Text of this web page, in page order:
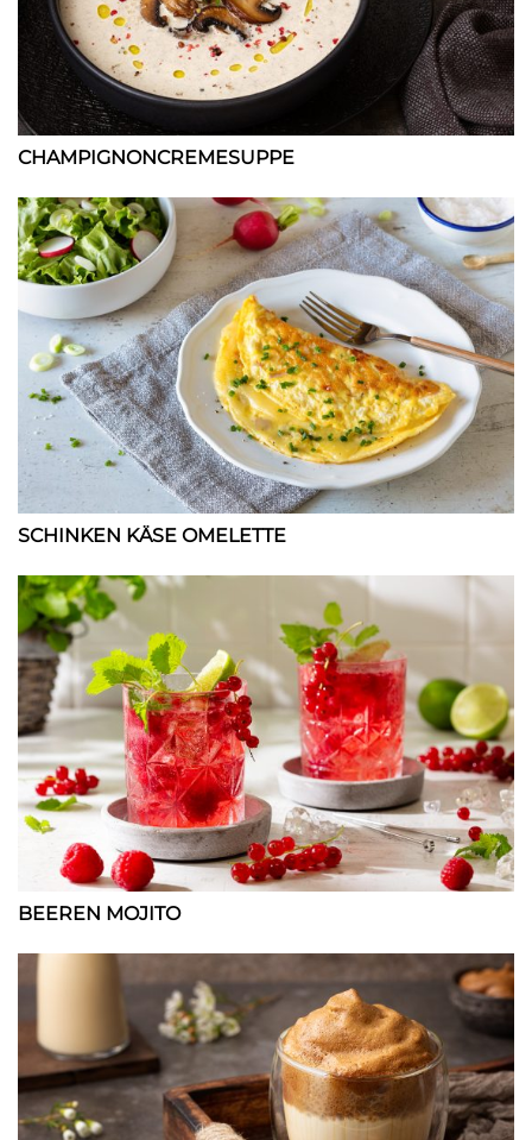
CHAMPIGNONCREMESUPPE
SCHINKEN KÄSE OMELETTE
BEEREN MOJITO